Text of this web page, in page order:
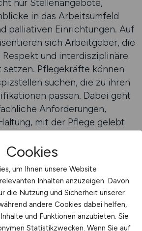
nur Stellenangebote,
in das Arbeitsumfeld
palliativen Einrichtungen. Auf
sich Arbeitgeber, die
und interdisziplinäre
setzen. Pflegekräfte können
suchen, die zu ihren
passen. Dabei geht
Anforderungen,
mit der Pflege gelebt
nach klaren Leitbildern,
Lebensqualität bis zuletzt
Diese Werte werden in der
in der Atmosphäre, im
der Art, wie mit Sterbenden
Cookies
um Ihnen unsere Website
Inhalten anzuzeigen. Davon
die Nutzung und Sicherheit unserer
andere Cookies dabei helfen,
und Funktionen anzubieten. Sie
Statistikzwecken. Wenn Sie auf